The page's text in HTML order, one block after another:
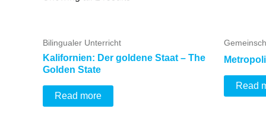
Bilingualer Unterricht
Kalifornien: Der goldene Staat – The
Golden State
Read more
Read